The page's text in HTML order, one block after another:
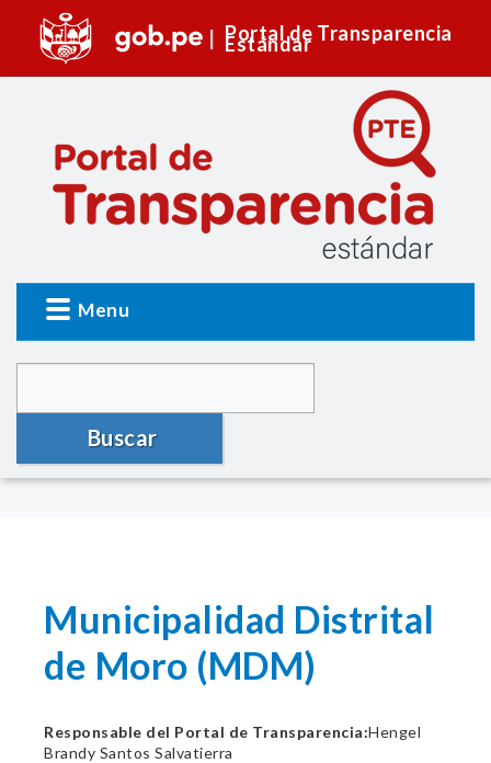
Portal de Transparencia
Estándar
Menu
Buscar
Municipalidad Distrital
de Moro (MDM)
Responsable del Portal de Transparencia:Hengel
Brandy Santos Salvatierra